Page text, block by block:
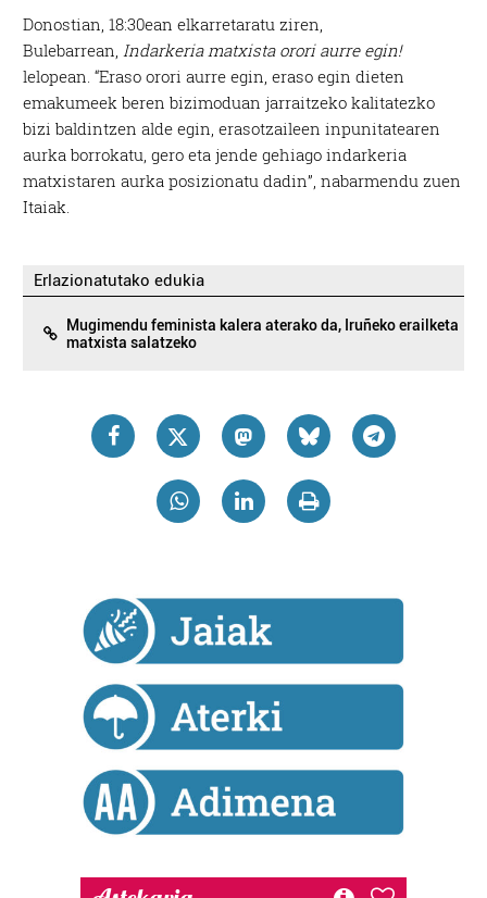
Donostian, 18:30ean elkarretaratu ziren,
Bulebarrean,Indarkeria matxista orori aurre egin!
lelopean. “Eraso orori aurre egin, eraso egin dieten
emakumeek beren bizimoduan jarraitzeko kalitatezko
bizi baldintzen alde egin, erasotzaileen inpunitatearen
aurka borrokatu, gero eta jende gehiago indarkeria
matxistaren aurka posizionatu dadin”, nabarmendu zuen
Itaiak.
Erlazionatutako edukia
Mugimendu feminista kalera aterako da, Iruñeko erailketa
matxista salatzeko